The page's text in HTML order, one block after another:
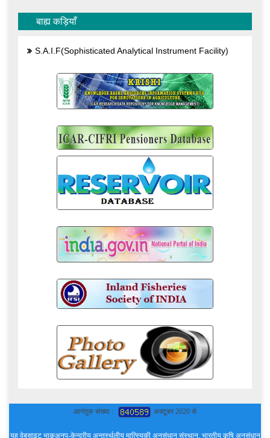
बाह्य कड़ियाँ
S.A.I.F(Sophisticated Analytical Instrument Facility)
आगंतुक संख्या : अक्टूबर 2020 से
यह वेबसाइट भाकृअनुप-केन्द्रीय अन्तर्स्थलीय मात्स्यिकी अनुसंधान संस्थान, भारतीय कृषि अनुसंधान